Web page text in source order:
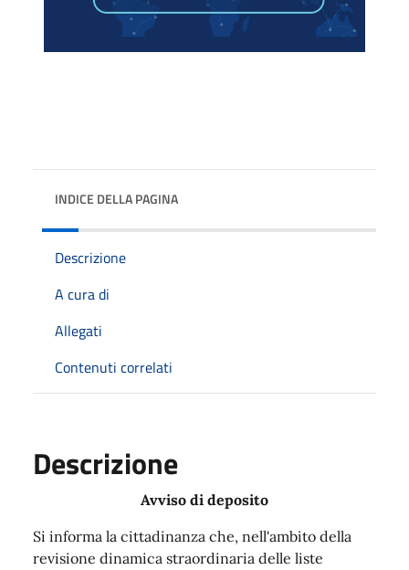
INDICE DELLA PAGINA
Descrizione
A cura di
Allegati
Contenuti correlati
Descrizione
Avviso di deposito
Si informa la cittadinanza che, nell'ambito della
revisione dinamica straordinaria delle liste